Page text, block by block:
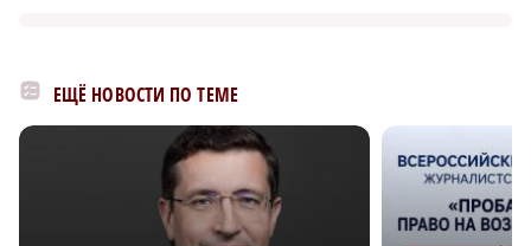
ЕЩЁ НОВОСТИ ПО ТЕМЕ